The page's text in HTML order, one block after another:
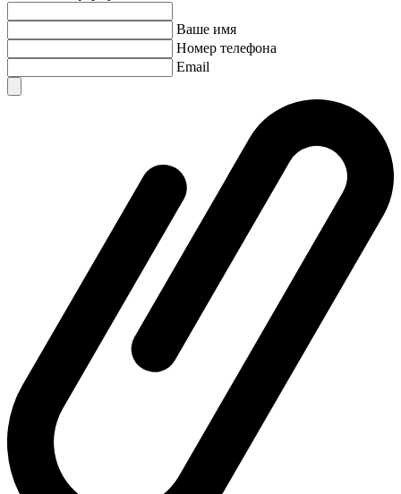
Ваше имя
Номер телефона
Email